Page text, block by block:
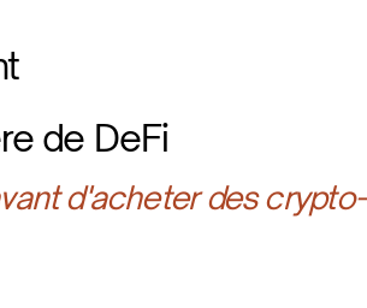
de DeFi
d'acheter des crypto-